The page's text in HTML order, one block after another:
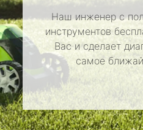
Наш инженер с
инструментов
Вас и сделает
самое